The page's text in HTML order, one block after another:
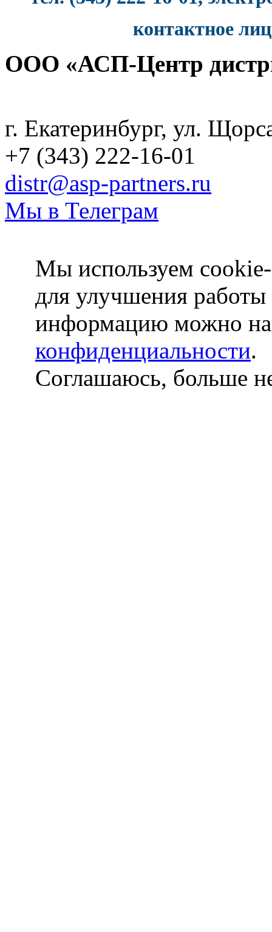
контактное
ООО «АСП-Центр
г. Екатеринбург, ул.
+7 (343) 222-16-01
distr@asp-partners.ru
Мы в Телеграм
Мы используем
для улучшения
информацию можно
конфиденциальности.
Соглашаюсь, больше